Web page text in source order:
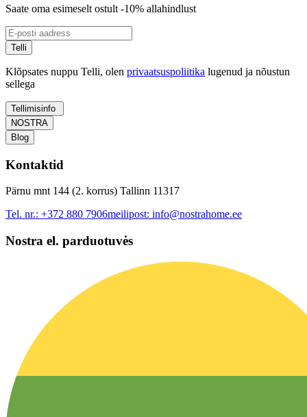
Saate oma esimeselt ostult -10% allahindlust
Telli
Klõpsates nuppu Telli, olen privaatsuspoliitika lugenud ja nõustun
sellega
Tellimisinfo
NOSTRA
Blog
Kontaktid
Pärnu mnt 144 (2. korrus) Tallinn 11317
Tel. nr.: +372 880 7906meilipost: info@nostrahome.ee
Nostra el. parduotuvės